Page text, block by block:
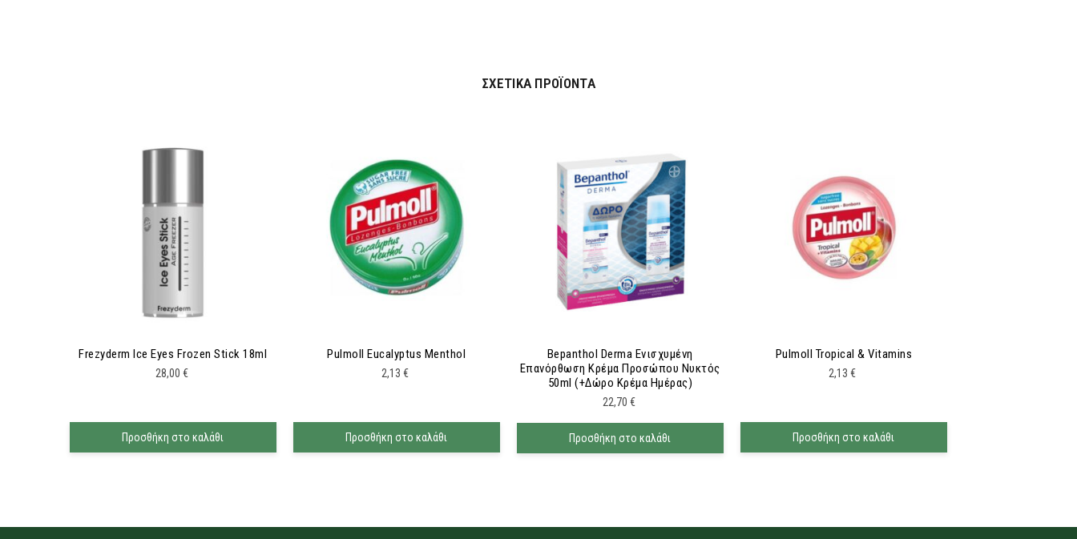
ΣΧΕΤΙΚΆ ΠΡΟΪΌΝΤΑ
Frezyderm Ice Eyes Frozen Stick 18ml
28,00 €
Προσθήκη στο καλάθι
Pulmoll Eucalyptus Menthol
2,13€
Προσθήκη στο καλάθι
Bepanthol Derma Ενισχυμένη
Επανόρθωση Κρέμα Προσώπου Νυκτός
50ml (+δώρο Κρέμα Ημέρας)
22,70 €
Προσθήκη στο καλάθι
Pulmoll Tropical & Vitamins
2,13€
Προσθήκη στο καλάθι